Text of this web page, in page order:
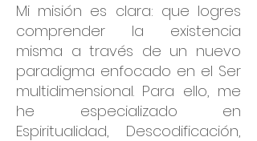
Mi misión es clara: que logres
comprender la existencia
misma a través de un nuevo
paradigma enfocado en el Ser
multidimensional. Para ello, me
he especializado en
Espiritualidad, Descodificación,